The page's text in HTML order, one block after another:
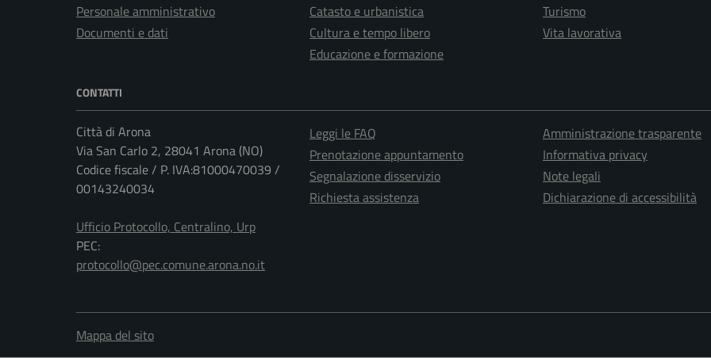
Personale amministrativo
Documenti e dati
Catasto e urbanistica
Cultura e tempo libero
Educazione e formazione
Turismo
Vita lavorativa
CONTATTI
Città di Arona
Via San Carlo 2, 28041 Arona (NO)
Codice fiscale / P. IVA:81000470039 /
00143240034
Ufficio Protocollo, Centralino, Urp
PEC:
protocollo@pec.comune.arona.no.it
Leggi le FAQ
Prenotazione appuntamento
Segnalazione disservizio
Richiesta assistenza
Amministrazione trasparente
Informativa privacy
Note legali
Dichiarazione di accessibilità
Mappa del sito